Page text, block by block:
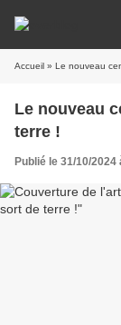
Accueil » Le nouveau
Le nouveau
terre !
Publié le 31/10/2024